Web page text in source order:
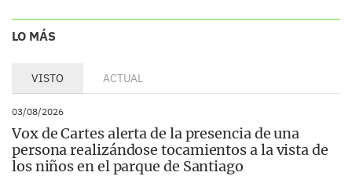
LO MÁS
VISTO ACTUAL
03/08/2026
Vox de Cartes alerta de la presencia de una
persona realizándose tocamientos a la vista de
los niños en el parque de Santiago